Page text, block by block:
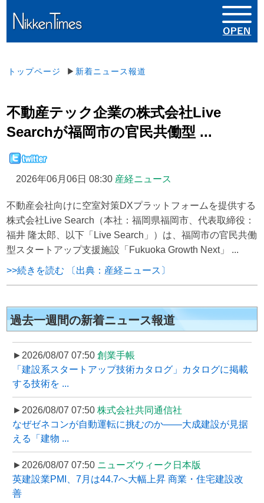
トップページ ▶ 新着ニュース報道
不動産テック企業の株式会社Live
Searchが福岡市の官民共働型 ...
2026年06月06日 08:30 産経ニュース
不動産会社向けに空室対策DXプラットフォームを提供する
株式会社Live Search（本社：福岡県福岡市、代表取締役：
福井 隆太郎、以下「Live Search」）は、福岡市の官民共働
型スタートアップ支援施設「Fukuoka Growth Next」 ...
>>続きを読む 〔出典：産経ニュース〕
過去一週間の新着ニュース報道
►2026/08/07 07:50 創業手帳
「建設系スタートアップ技術カタログ」カタログに掲載
する技術を ...
►2026/08/07 07:50 株式会社共同通信社
なぜゼネコンが自動運転に挑むのか――大成建設が見据
える「建物 ...
►2026/08/07 07:50 ニューズウィーク日本版
英建設業PMI、7月は44.7へ大幅上昇 商業・住宅建設改
善